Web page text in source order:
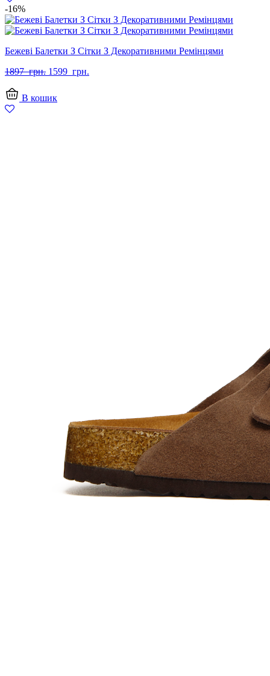
-16%
Бежеві Балетки З Сітки З Декоративними Ремінцями
1897 грн. Оригінальна
грн..
1599 грн.
В кошик